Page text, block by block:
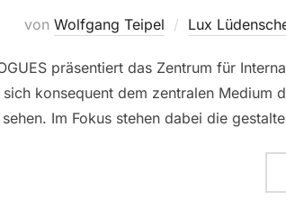
von Wolfgang Teipel Lux
präsentiert das Zentrum für
konsequent dem zentralen Medium
Im Fokus stehen dabei die